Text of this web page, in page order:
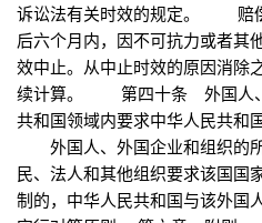
诉讼法有关时效的规定。 赔
后六个月内，因不可抗力或者其
效中止。从中止时效的原因消除
续计算。 第四十条 外国人、
共和国领域内要求中华人民共和
外国人、外国企业和组织的
民、法人和其他组织要求该国国
制的，中华人民共和国与该外国